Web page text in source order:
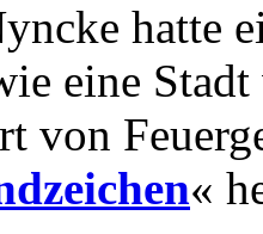
hatte
eine
von
«